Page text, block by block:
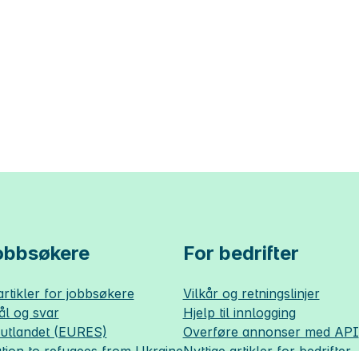
for jobbsøkere
og svar
(EURES)
For bedrifter
Vilkår og retningslinjer
Hjelp til innlogging
Overføre annonser med API